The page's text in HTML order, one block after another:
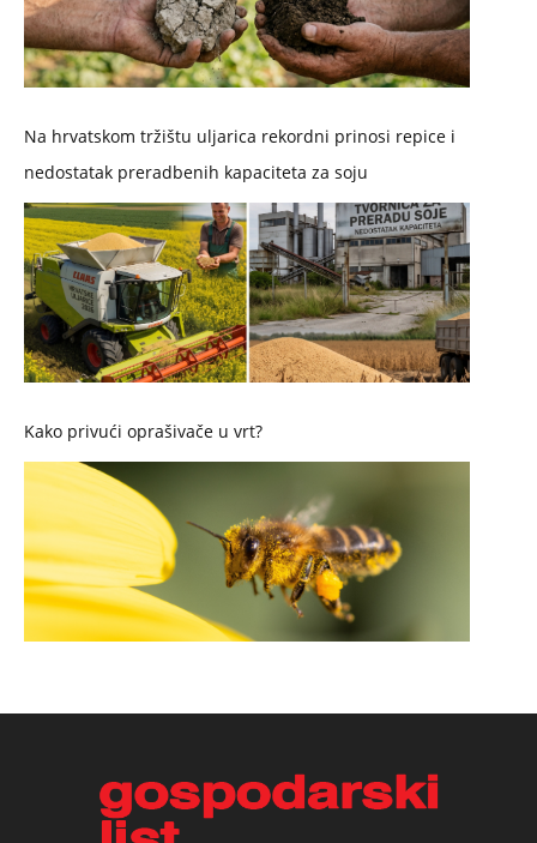
Na hrvatskom tržištu uljarica rekordni prinosi repice i
nedostatak preradbenih kapaciteta za soju
Kako privući oprašivače u vrt?